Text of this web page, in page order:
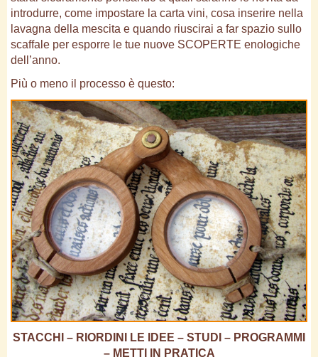
introdurre, come impostare la carta vini, cosa inserire nella
lavagna della mescita e quando riuscirai a far spazio sullo
scaffale per esporre le tue nuove SCOPERTE enologiche
dell’anno.
Più o meno il processo è questo:
STACCHI – RIORDINI LE IDEE – STUDI – PROGRAMMI
– METTI IN PRATICA